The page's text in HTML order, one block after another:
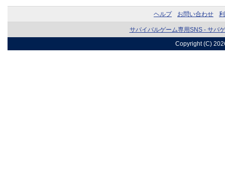
ヘルプ お問い合わせ
サバイバルゲーム専用SNS - サバ
Copyright (C)